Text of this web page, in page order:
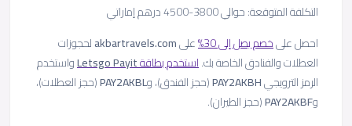
التكلفة المتوقعة: حوالي 3800-4500 درهم إماراتي
احصل علىخصم يصل إلى 30% علىakbartravels.comلحجوزات
العطلات والفنادق الخاصة بك.استخدم بطاقة LetsgoPayit
واستخدم
الرمز الترويجيPAY2AKBH(حجز الفندق)، وPAY2AKBL(حجز العطلات)،
وPAY2AKBF(حجز الطيران).